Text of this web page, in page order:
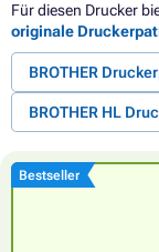
Für diesen Drucker
originale
BROTHER
BROTHER HL
Bestseller